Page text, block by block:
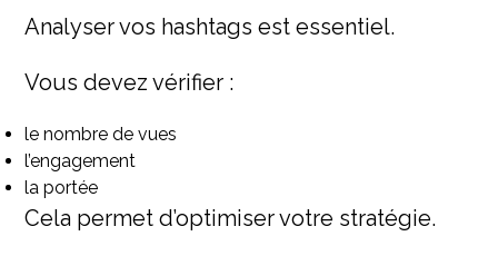
Analyser vos hashtags est essentiel.
Vous devez vérifier :
le nombre de vues
l’engagement
la portée
Cela permet d’optimiser votre stratégie.